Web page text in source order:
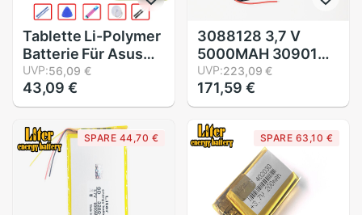
Tablette Li-Polymer
Batterie Für Asus
Memo Pad HD 7
mich173X HD7
mich173 K00B
3950mAh
C11P1304
UVP:56,09 €
43,09 €
3088128 3,7 V
5000MAH 3090130
Tablette batterie
Tablette gm
Lithium-Tablette
Polymer batterie
UVP:223,09 €
171,59 €
SPARE 44,70 € SPARE 63,10 €